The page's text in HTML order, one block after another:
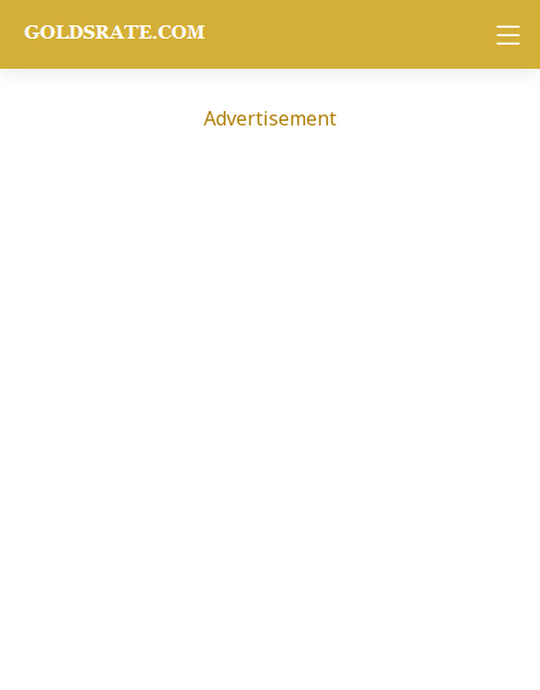
Advertisement